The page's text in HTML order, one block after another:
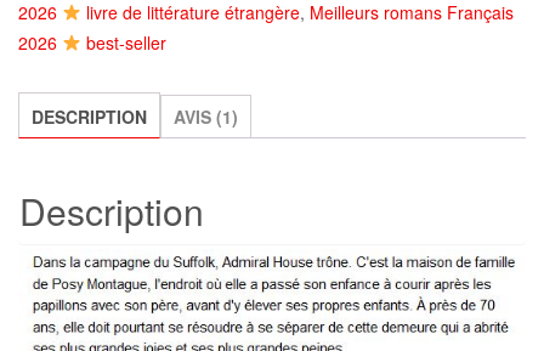
aux
papillons,
Riley
2026
livre de littérature étrangère, Meilleurs romans Français
2026
best-seller
DESCRIPTION AVIS (1)
Description